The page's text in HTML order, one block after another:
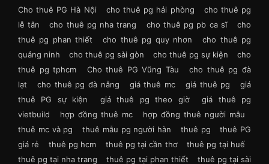
Cho thuê PG Hà Nội
cho thuê pg hải phòng
cho thuê pg
lễ tân
cho thuê pg nha trang cho thuê pg pb ca sĩ
cho
thuê pg phan thiết
cho thuê pg quy nhơn
cho thuê pg
quảng ninh
cho thuê pg sài gòn cho thuê pg sự kiện
cho
thuê pg tphcm
Cho thuê PG Vũng Tàu
cho thuê pg đà
lạt
cho thuê pg đà nẵng giá thuê mc giá thuê pg
giá
thuê PG sự kiện
giá thuê pg theo giờ
giá thuê pg
vietbuild
hợp đồng thuê mc
hợp đồng thuê người mẫu
thuê mc và pg
thuê mẫu pg người hàn thuê pg
thuê PG
giá rẻ
thuê pg hcm thuê pg tại cần thơ
thuê pg tại huế
thuê pg tại nha trang
thuê pg tại phan thiết thuê pg tại sài